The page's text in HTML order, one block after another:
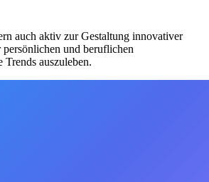
auch aktiv zur Gestaltung innovativer
und beruflichen
auszuleben.